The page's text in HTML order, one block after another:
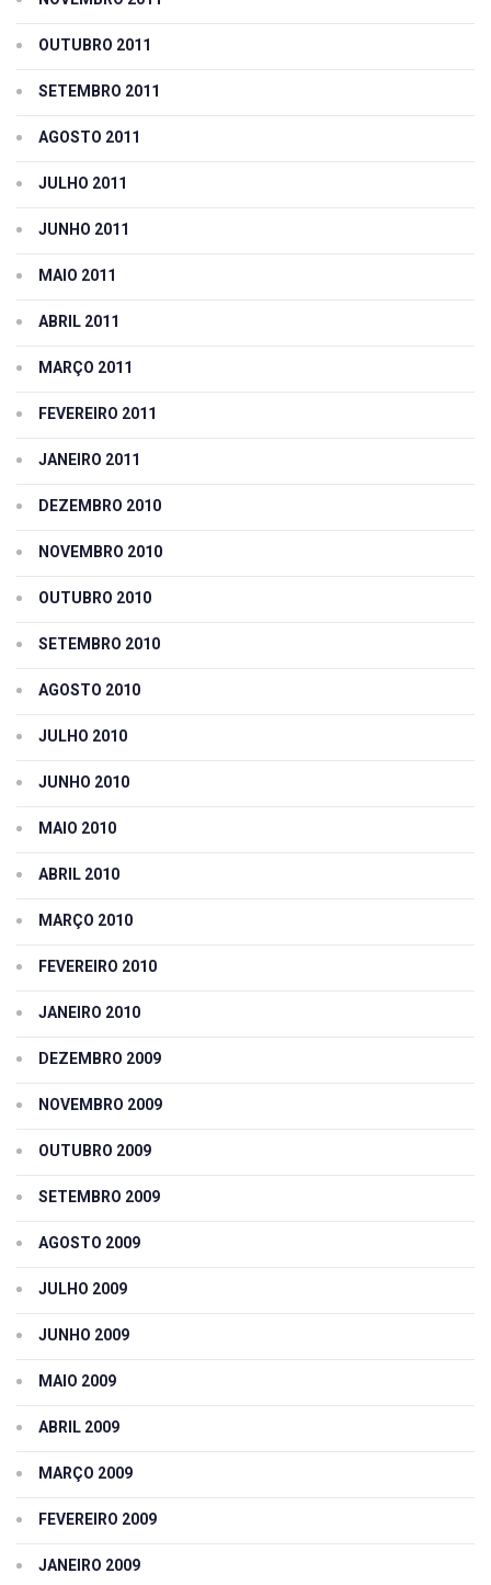
OUTUBRO 2011
SETEMBRO 2011
AGOSTO 2011
JULHO 2011
JUNHO 2011
MAIO 2011
ABRIL 2011
MARÇO 2011
FEVEREIRO 2011
JANEIRO 2011
DEZEMBRO 2010
NOVEMBRO 2010
OUTUBRO 2010
SETEMBRO 2010
AGOSTO 2010
JULHO 2010
JUNHO 2010
MAIO 2010
ABRIL 2010
MARÇO 2010
FEVEREIRO 2010
JANEIRO 2010
DEZEMBRO 2009
NOVEMBRO 2009
OUTUBRO 2009
SETEMBRO 2009
AGOSTO 2009
JULHO 2009
JUNHO 2009
MAIO 2009
ABRIL 2009
MARÇO 2009
FEVEREIRO 2009
JANEIRO 2009